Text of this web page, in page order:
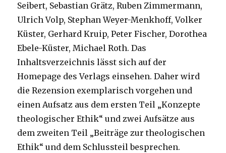
Seibert, Sebastian Grätz, Ruben Zimmermann,
Ulrich Volp, Stephan Weyer-Menkhoff, Volker
Küster, Gerhard Kruip, Peter Fischer, Dorothea
Ebele-Küster, Michael Roth. Das
Inhaltsverzeichnis lässt sich auf der
Homepage des Verlags einsehen. Daher wird
die Rezension exemplarisch vorgehen und
einen Aufsatz aus dem ersten Teil „Konzepte
theologischer Ethik“ und zwei Aufsätze aus
dem zweiten Teil „Beiträge zur theologischen
Ethik“ und dem Schlussteil besprechen.